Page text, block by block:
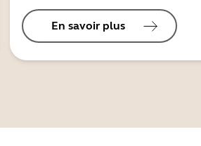
En savoir plus